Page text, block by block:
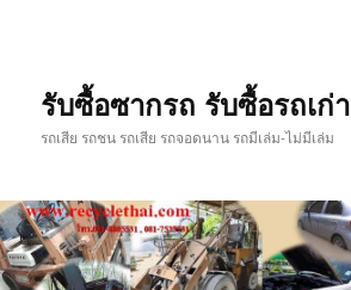
รับซื้อซากรถ รับซื้อรถเก่า
รถเสีย รถชน รถเสีย รถจอดนาน รถมีเล่ม-ไม่มีเล่ม